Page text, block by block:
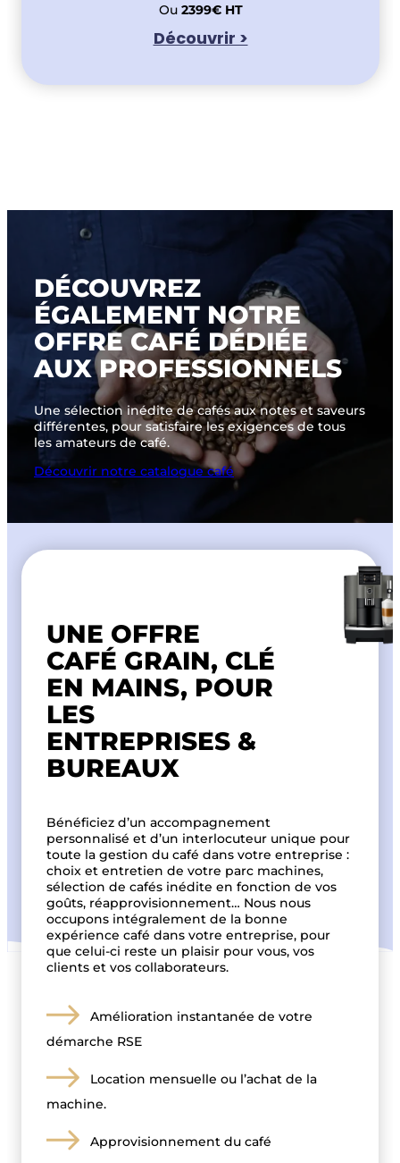
Ou 2399€ HT
Découvrir >
DÉCOUVREZ
ÉGALEMENT NOTRE
OFFRE CAFÉ DÉDIÉE
AUX PROFESSIONNELS
Une sélection inédite de cafés aux notes et saveurs
différentes, pour satisfaire les exigences de tous
les amateurs de café.
Découvrir notre catalogue café
UNE OFFRE
CAFÉ GRAIN, CLÉ
EN MAINS, POUR
LES
ENTREPRISES &
BUREAUX
Bénéficiez d’un accompagnement
personnalisé et d’un interlocuteur unique pour
toute la gestion du café dans votre entreprise :
choix et entretien de votre parc machines,
sélection de cafés inédite en fonction de vos
goûts, réapprovisionnement… Nous nous
occupons intégralement de la bonne
expérience café dans votre entreprise, pour
que celui-ci reste un plaisir pour vous, vos
clients et vos collaborateurs.
Amélioration instantanée de votre
démarche RSE
Location mensuelle ou l’achat de la
machine.
Approvisionnement du café